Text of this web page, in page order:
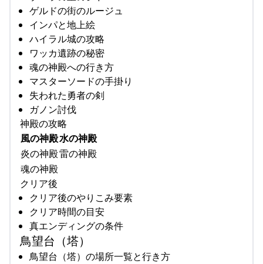
ゲルドの街のルージュ
インパと地上絵
ハイラル城の攻略
ワッカ遺跡の秘密
魂の神殿への行き方
マスターソードの手掛り
失われた勇者の剣
ガノン討伐
神殿の攻略
風の神殿水の神殿
炎の神殿雷の神殿
魂の神殿
クリア後
クリア後のやりこみ要素
クリア時間の目安
真エンディングの条件
鳥望台（塔）
鳥望台（塔）の場所一覧と行き方